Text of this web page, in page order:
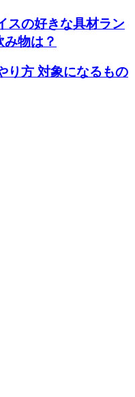
スの好きな具材ラン
物は？
り方 対象になるもの